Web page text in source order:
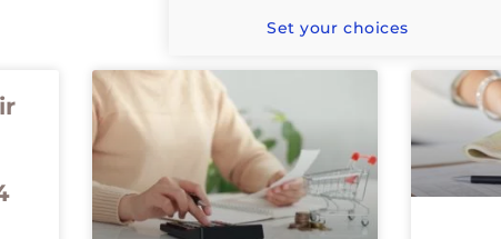
Set your choices